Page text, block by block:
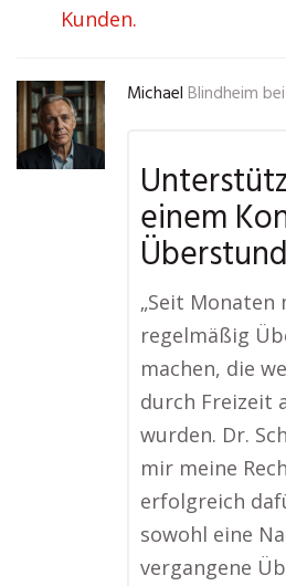
Kunden.
Michael Blindheim
einem
„Seit Monaten
regelmäßig
machen, die
durch Freizeit
wurden. Dr.
mir meine
erfolgreich
sowohl eine
vergangene